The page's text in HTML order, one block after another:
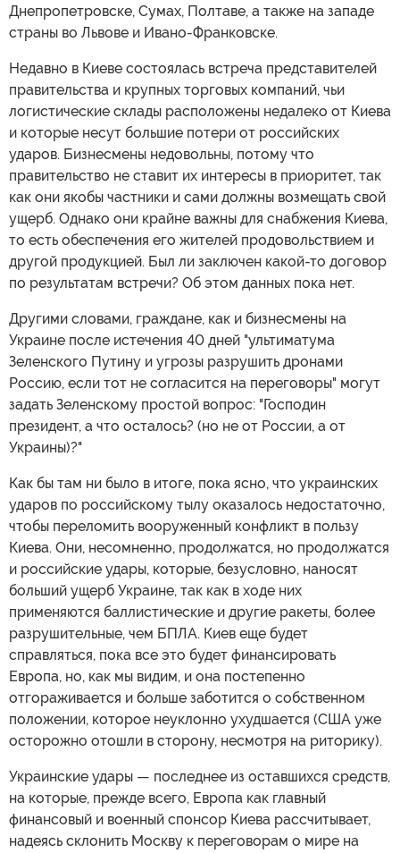
Днепропетровске, Сумах, Полтаве, а также на западе
страны во Львове и Ивано-Франковске.
Недавно в Киеве состоялась встреча представителей
правительства и крупных торговых компаний, чьи
логистические склады расположены недалеко от Киева
и которые несут большие потери от российских
ударов. Бизнесмены недовольны, потому что
правительство не ставит их интересы в приоритет, так
как они якобы частники и сами должны возмещать свой
ущерб. Однако они крайне важны для снабжения Киева,
то есть обеспечения его жителей продовольствием и
другой продукцией. Был ли заключен какой-то договор
по результатам встречи? Об этом данных пока нет.
Другими словами, граждане, как и бизнесмены на
Украине после истечения 40 дней "ультиматума
Зеленского Путину и угрозы разрушить дронами
Россию, если тот не согласится на переговоры" могут
задать Зеленскому простой вопрос: "Господин
президент, а что осталось? (но не от России, а от
Украины)?"
Как бы там ни было в итоге, пока ясно, что украинских
ударов по российскому тылу оказалось недостаточно,
чтобы переломить вооруженный конфликт в пользу
Киева. Они, несомненно, продолжатся, но продолжатся
и российские удары, которые, безусловно, наносят
больший ущерб Украине, так как в ходе них
применяются баллистические и другие ракеты, более
разрушительные, чем БПЛА. Киев еще будет
справляться, пока все это будет финансировать
Европа, но, как мы видим, и она постепенно
отгораживается и больше заботится о собственном
положении, которое неуклонно ухудшается (США уже
осторожно отошли в сторону, несмотря на риторику).
Украинские удары — последнее из оставшихся средств,
на которые, прежде всего, Европа как главный
финансовый и военный спонсор Киева рассчитывает,
надеясь склонить Москву к переговорам о мире на